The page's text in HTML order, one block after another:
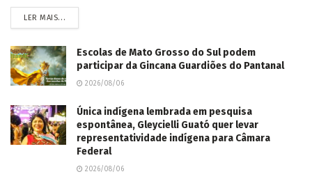
espontânea, Gleycielli Guató quer levar
representatividade indígena para Câmara
Federal
Nelsinho Trad diz que desistiu de tentar
reeleição para não rachar o grupo político
2026/08/06